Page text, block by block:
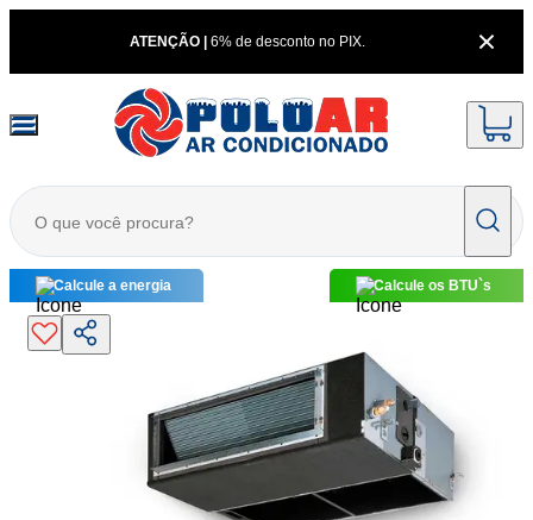
ATENÇÃO | 6% de desconto no PIX.
Calcule a energia Calcule os BTU`s